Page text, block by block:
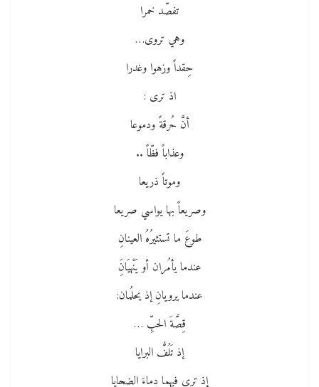
تفصّد خمرا
وهي تروى…
حِقداً وزهوا وغدرا
اذ ترى :
أنَّ حُرقةً ودموعا
وعذاباً فظّاً ..
وموتاً ذريعا
وصريعاً بها يواسي صريعا
طوعَ ما تستثيرُهُ العينانِ
عندما يأمُران أو يَنْهيَانَِ
عندما يرويانِ إذ يحلُمان:
قِصَّةَ الحبِّ …
إذ تَلُفُّ البرايا
إذ ترى فيهما دِماءَ الضحايا